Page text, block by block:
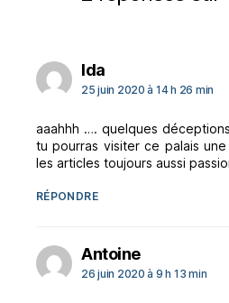
Idadit :
25 juin 2020 à 14 h 26 min
aaahhh …. quelques
tu pourras visiter ce palais
les articles toujours aussi
RÉPONDRE
Antoinedit :
26 juin 2020 à 9 h 13 min